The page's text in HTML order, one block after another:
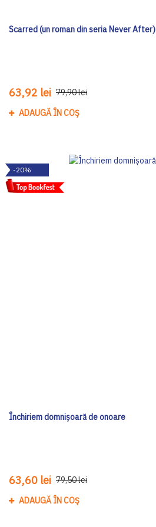
Scarred (un roman din seria Never After)
63,92 lei 79,90 lei
ADAUGĂ ÎN COȘ
-20%
Închiriem domnișoară de onoare
63,60 lei 79,50 lei
ADAUGĂ ÎN COȘ